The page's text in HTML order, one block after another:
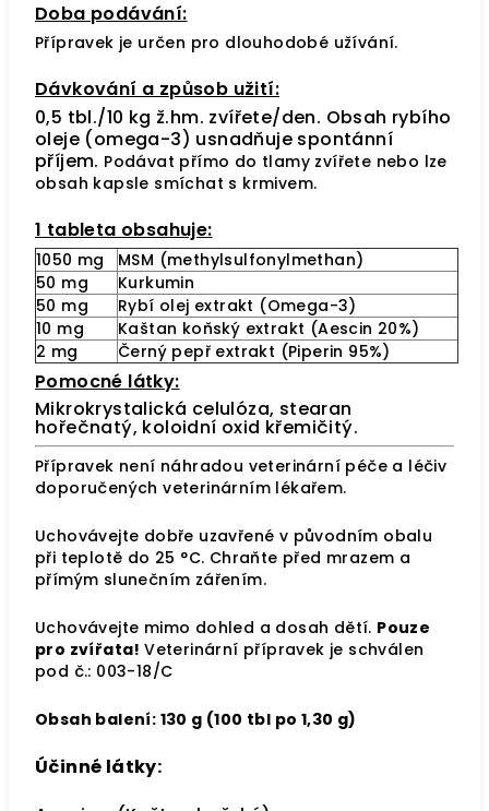
Doba podávání:
Přípravek je určen pro dlouhodobé užívání.
Dávkování a způsob užití:
0,5 tbl./10 kg ž.hm. zvířete/den. Obsah rybího
oleje (omega-3) usnadňuje spontánní
příjem. Podávat přímo do tlamy zvířete nebo lze
obsah kapsle smíchat s krmivem.
1 tableta obsahuje:
1050 mg
MSM (methylsulfonylmethan)
50 mg
Kurkumin
50 mg
Rybí olej extrakt (Omega-3)
10 mg
Kaštan koňský extrakt (Aescin 20%)
2 mg
Černý pepř extrakt (Piperin 95%)
Pomocné látky:
Mikrokrystalická celulóza, stearan
hořečnatý, koloidní oxid křemičitý.
Přípravek není náhradou veterinární péče a léčiv
doporučených veterinárním lékařem.
Uchovávejte dobře uzavřené v původním obalu
při teplotě do 25 °C. Chraňte před mrazem a
přímým slunečním zářením.
Uchovávejte mimo dohled a dosah dětí. Pouze
pro zvířata!Veterinární přípravek je schválen
pod č.: 003-18/C
Obsah balení: 130 g (100 tbl po 1,30 g)
Účinné látky: